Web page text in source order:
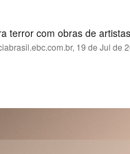
terror com obras de
19 de Jul de